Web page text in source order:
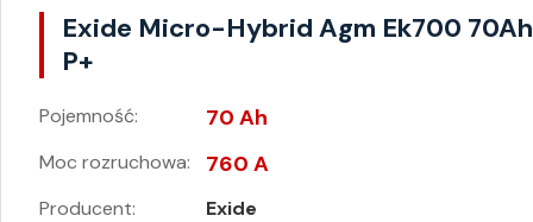
Exide Micro-Hybrid Agm Ek700
P+
Pojemność: 70 Ah
Moc rozruchowa: 760 A
Producent: Exide